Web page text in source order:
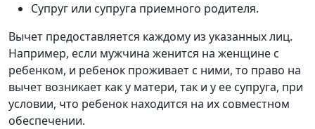
Супруг или супруга приемного родителя.
Вычет предоставляется каждому из указанных лиц.
Например, если мужчина женится на женщине с
ребенком, и ребенок проживает с ними, то право на
вычет возникает как у матери, так и у ее супруга, при
условии, что ребенок находится на их совместном
обеспечении.